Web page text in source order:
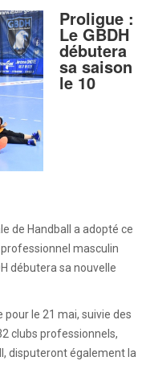
Proligue :
Le GBDH
débutera
sa saison
le 10
de Handball a adopté ce
masculin
débutera sa nouvelle
le 21 mai, suivie des
clubs professionnels,
disputeront également la